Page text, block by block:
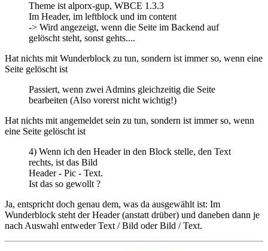
Theme ist alporx-gup, WBCE 1.3.3
Im Header, im leftblock und im content
-> Wird angezeigt, wenn die Seite im Backend auf
gelöscht steht, sonst gehts....
Hat nichts mit Wunderblock zu tun, sondern ist immer so, wenn eine
Seite gelöscht ist
Passiert, wenn zwei Admins gleichzeitig die Seite
bearbeiten (Also vorerst nicht wichtig!)
Hat nichts mit angemeldet sein zu tun, sondern ist immer so, wenn
eine Seite gelöscht ist
4) Wenn ich den Header in den Block stelle, den Text
rechts, ist das Bild
Header - Pic - Text.
Ist das so gewollt ?
Ja, entspricht doch genau dem, was da ausgewählt ist: Im
Wunderblock steht der Header (anstatt drüber) und daneben dann je
nach Auswahl entweder Text / Bild oder Bild / Text.